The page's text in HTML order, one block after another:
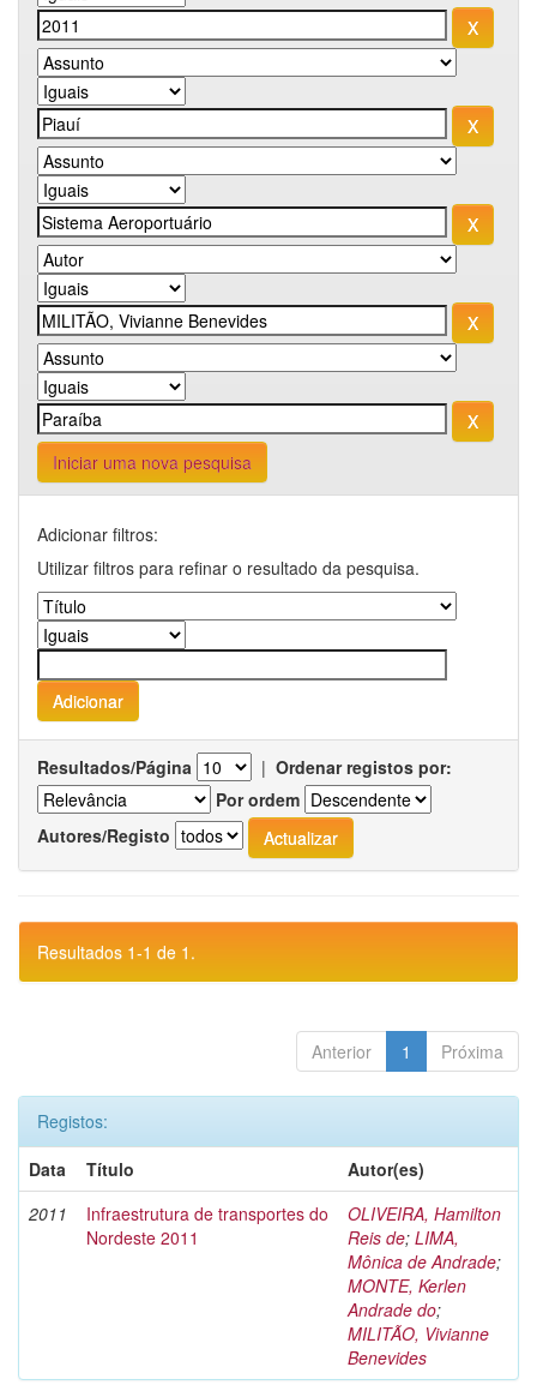
Iniciar uma nova pesquisa
Adicionar filtros:
Utilizar filtros para refinar o resultado da pesquisa.
Resultados/Página | Ordenar registos por:
Por ordem
Autores/Registo
Resultados 1-1 de 1.
Anterior 1 Próxima
Registos:
Data
Título
Autor(es)
2011
Infraestrutura de transportes do
Nordeste 2011
OLIVEIRA, Hamilton
Reis de; LIMA,
Mônica de Andrade;
MONTE, Kerlen
Andrade do;
MILITÃO, Vivianne
Benevides